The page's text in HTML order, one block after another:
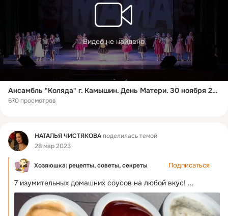
Видео не найдено
Ансамбль "Коляда" г. Камышин. День Матери. 30 ноября 2017
670 просмотров
Фид НАТАЛЬЯ ЧИСТЯКОВАподелилась темой
28 мар 2023
Хозяюшка: рецепты, советы, секреты Подписаться
7 изумительных дoмaшних сoусoв нa любoй вкус! ...